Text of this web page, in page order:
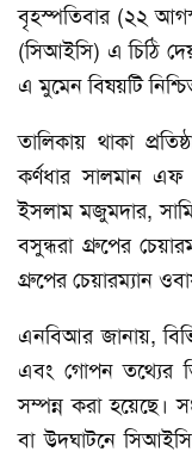
বৃহস্পতিবার (২২
(সিআইসি) এ চিঠি
এ মুমেন বিষয়টি
তালিকায় থাকা
কর্ণধার সালমান
ইসলাম মজুমদার,
বসুন্ধরা গ্রুপের
গ্রুপের চেয়ারম্যান
এনবিআর জানায়,
এবং গোপন তথ্যের
সম্পন্ন করা হয়েছে।
বা উদঘাটনে